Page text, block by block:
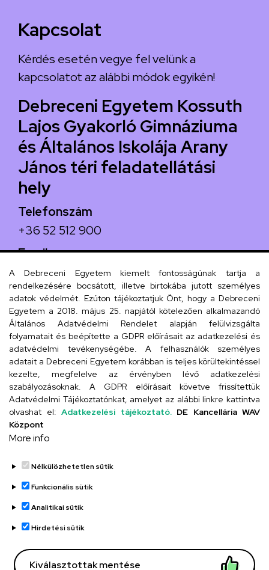
Kapcsolat
Kérdés esetén vegye fel velünk a
kapcsolatot az alábbi módok egyikén!
Debreceni Egyetem Kossuth
Lajos Gyakorló Gimnáziuma
és Általános Iskolája Arany
János téri feladatellátási
hely
Telefonszám
+36 52 512 900
Email
arany.titkarsag@arany-alt.unideb.hu
Cím
4026 Debrecen, Arany János tér 1.
Szervezeti telefonkönyv
UD telefonkönyv
Adatvédelem
Adatvédelem
Régi oldal
A Debreceni Egyetem kiemelt fontosságúnak tartja a
rendelkezésére bocsátott, illetve birtokába jutott személyes
adatok védelmét. Ezúton tájékoztatjuk Önt, hogy a Debreceni
Egyetem a 2018. május 25. napjától kötelezően alkalmazandó
Általános Adatvédelmi Rendelet alapján felülvizsgálta
folyamatait és beépítette a GDPR előírásait az adatkezelési és
adatvédelmi tevékenységébe. A felhasználók személyes
adatait a Debreceni Egyetem korábban is teljes körültekintéssel
kezelte, megfelelve az érvényben lévő adatkezelési
szabályozásoknak. A GDPR előírásait követve frissítettük
Adatvédelmi Tájékoztatónkat, amelyet az alábbi linkre kattintva
olvashat el: Adatkezelési tájékoztató. DE Kancellária WAV
Központ
More info
Nélkülözhetetlen sütik
Funkcionális sütik
Analitikai sütik
Hirdetési sütik
Kiválasztottak mentése